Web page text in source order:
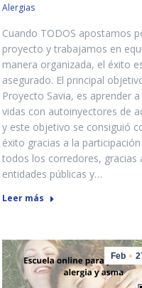
Alergias
Cuando TODOS apostamos
proyecto y trabajamos en
manera organizada, el éxito
asegurado. El principal
Proyecto Savia, es aprender
vidas con autoinyectores de
y este objetivo se consiguió
éxito gracias a la
todos los corredores, gracias
entidades públicas y…
Leer más
Feb